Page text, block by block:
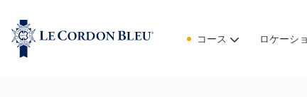
コース ロケーシ